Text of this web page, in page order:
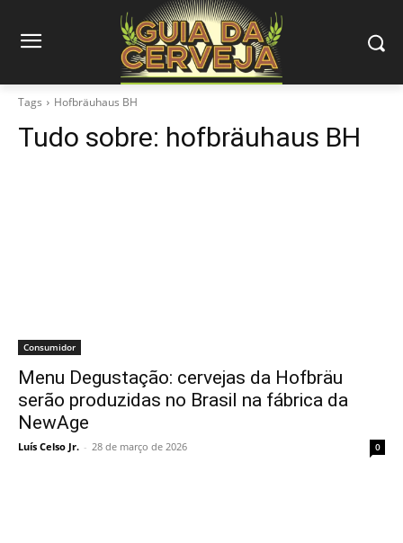
Tags Hofbräuhaus BH
Tudo sobre: hofbräuhaus BH
Consumidor
Menu Degustação: cervejas da Hofbräu
serão produzidas no Brasil na fábrica da
NewAge
Luís Celso Jr. - 28 de março de 2026 0